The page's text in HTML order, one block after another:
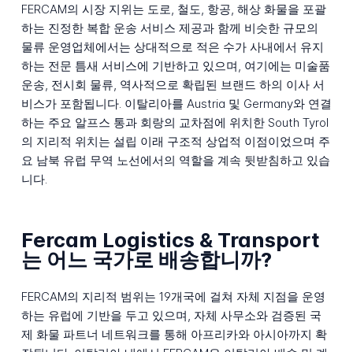
FERCAM의 시장 지위는 도로, 철도, 항공, 해상 화물을 포괄
하는 진정한 복합 운송 서비스 제공과 함께 비슷한 규모의
물류 운영업체에서는 상대적으로 적은 수가 사내에서 유지
하는 전문 틈새 서비스에 기반하고 있으며, 여기에는 미술품
운송, 전시회 물류, 역사적으로 확립된 브랜드 하의 이사 서
비스가 포함됩니다. 이탈리아를 Austria 및 Germany와 연결
하는 주요 알프스 통과 회랑의 교차점에 위치한 South Tyrol
의 지리적 위치는 설립 이래 구조적 상업적 이점이었으며 주
요 남북 유럽 무역 노선에서의 역할을 계속 뒷받침하고 있습
니다.
Fercam Logistics & Transport
는 어느 국가로 배송합니까?
FERCAM의 지리적 범위는 19개국에 걸쳐 자체 지점을 운영
하는 유럽에 기반을 두고 있으며, 자체 사무소와 검증된 국
제 화물 파트너 네트워크를 통해 아프리카와 아시아까지 확